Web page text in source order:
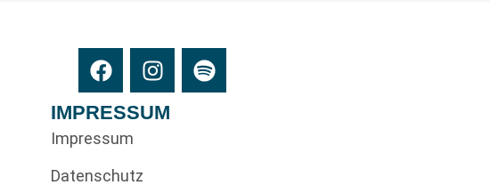
IMPRESSUM
Impressum
Datenschutz